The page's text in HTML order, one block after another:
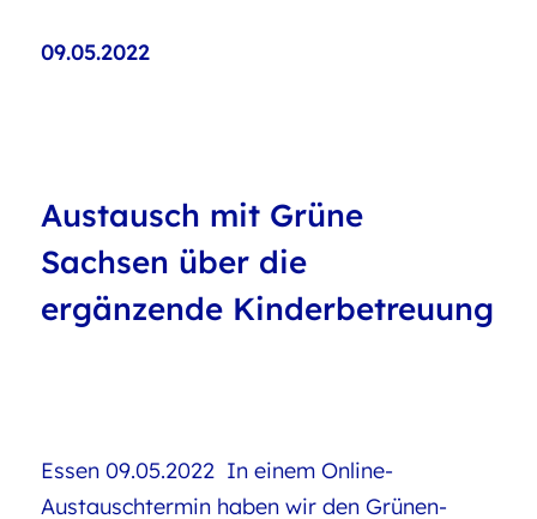
09.05.2022
Austausch mit Grüne
Sachsen über die
ergänzende Kinderbetreuung
Essen 09.05.2022 In einem Online-
Austauschtermin haben wir den Grünen-